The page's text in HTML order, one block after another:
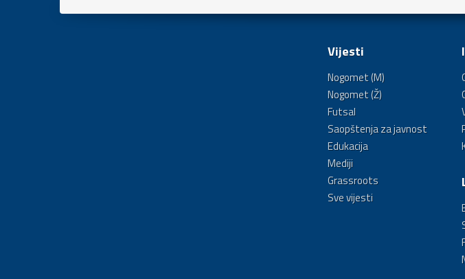
Vijesti
Nogomet (M)
Nogomet (Ž)
Futsal
Saopštenja za javnost
Edukacija
Mediji
Grassroots
Sve vijesti